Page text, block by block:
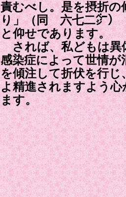
責むべし。是を摂折の
り」（同 六七二㌻）
と仰せであります。
されば、私どもは異
感染症によって世情
を傾注して折伏を行じ
よ精進されますよう
ます。